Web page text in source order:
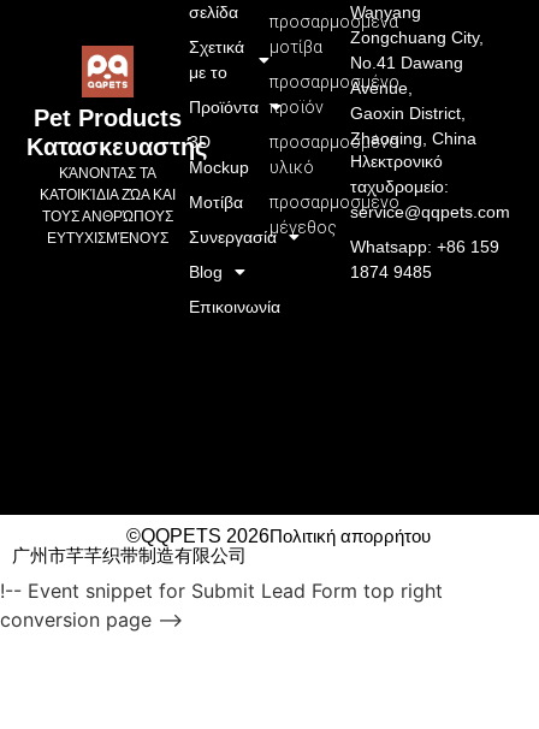
Pet Products
Κατασκευαστής
ΚΆΝΟΝΤΑΣ ΤΑ
ΚΑΤΟΙΚΊΔΙΑ ΖΏΑ ΚΑΙ
ΤΟΥΣ ΑΝΘΡΏΠΟΥΣ
ΕΥΤΥΧΙΣΜΈΝΟΥΣ
προσαρμοσμένα
μοτίβα
προσαρμοσμένο
προϊόν
προσαρμοσμένο
υλικό
προσαρμοσμένο
μέγεθος
σελίδα
Σχετικά
με το
Προϊόντα
3D
Mockup
Μοτίβα
Συνεργασία
Blog
Επικοινωνία
Wanyang
Zongchuang City,
No.41 Dawang
Avenue,
Gaoxin District,
Zhaoqing, China
Ηλεκτρονικό
ταχυδρομείο:
service@qqpets.com
Whatsapp: +86 159
1874 9485
©QQPETS 2026Πολιτική απορρήτου
广州市芊芊织带制造有限公司
!-- Event snippet for Submit Lead Form top right
conversion page -->